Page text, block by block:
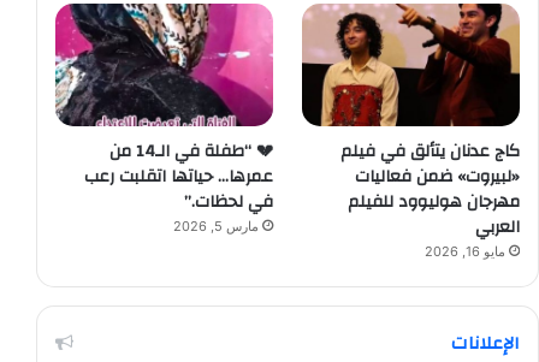
كاج عدنان يتألق في فيلم
«لبيروت» ضمن فعاليات
مهرجان هوليوود للفيلم
العربي
مايو 16, 2026
💔 “طفلة في الـ14 من
عمرها… حياتها اتقلبت رعب
في لحظات.”
مارس 5, 2026
الإعلانات